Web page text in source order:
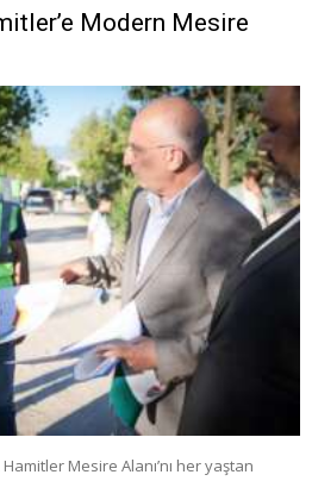
Modern Mesire
Mesire Alanı’nı her yaştan